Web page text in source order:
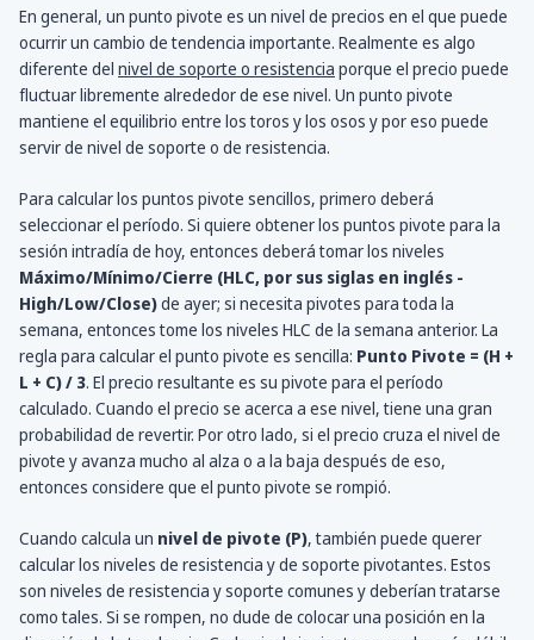
En general, un punto pivote es un nivel de precios en el que puede
ocurrir un cambio de tendencia importante. Realmente es algo
diferente del nivel de soporte o resistencia porque el precio puede
fluctuar libremente alrededor de ese nivel. Un punto pivote
mantiene el equilibrio entre los toros y los osos y por eso puede
servir de nivel de soporte o de resistencia.
Para calcular los puntos pivote sencillos, primero deberá
seleccionar el período. Si quiere obtener los puntos pivote para la
sesión intradía de hoy, entonces deberá tomar los niveles
Máximo/Mínimo/Cierre (HLC, por sus siglas en inglés -
High/Low/Close)de ayer; si necesita pivotes para toda la
semana, entonces tome los niveles HLC de la semana anterior. La
regla para calcular el punto pivote es sencilla: Punto Pivote = (H +
L + C) / 3. El precio resultante es su pivote para el período
calculado. Cuando el precio se acerca a ese nivel, tiene una gran
probabilidad de revertir. Por otro lado, si el precio cruza el nivel de
pivote y avanza mucho al alza o a la baja después de eso,
entonces considere que el punto pivote se rompió.
Cuando calcula un nivel de pivote (P), también puede querer
calcular los niveles de resistencia y de soporte pivotantes. Estos
son niveles de resistencia y soporte comunes y deberían tratarse
como tales. Si se rompen, no dude de colocar una posición en la